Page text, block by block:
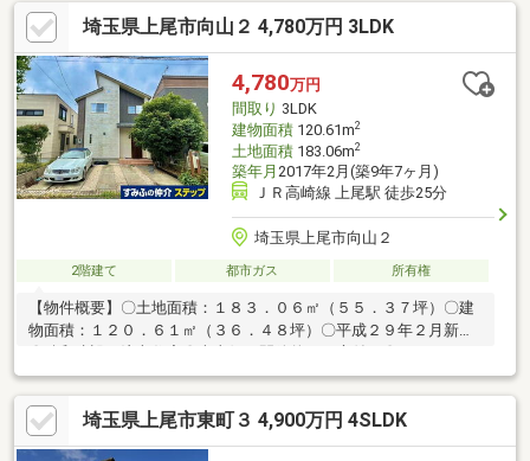
埼玉県上尾市向山２ 4,780万円 3LDK
4,780万円
間取り 3LDK
建物面積120.61m2
土地面積183.06m2
築年月 2017年2月(築9年7ヶ月)
ＪＲ高崎線 上尾駅 徒歩25分
埼玉県上尾市向山２
2階建て 都市ガス 所有権
【物件概要】〇土地面積：１８３．０６㎡（５５．３７坪）〇建
物面積：１２０．６１㎡（３６．４８坪）〇平成２９年２月新築
ス２台分（車種による）〇広々とした前面道路に面す〇徒歩１０
分圏内にスーパー、小学校、公園等 の施設
が整っております。
埼玉県上尾市東町３ 4,900万円 4SLDK